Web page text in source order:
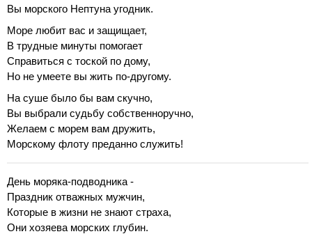
Вы морского Нептуна угодник.
Море любит вас и защищает,
В трудные минуты помогает
Справиться с тоской по дому,
Но не умеете вы жить по-другому.
На суше было бы вам скучно,
Вы выбрали судьбу собственноручно,
Желаем с морем вам дружить,
Морскому флоту преданно служить!
День моряка-подводника -
Праздник отважных мужчин,
Которые в жизни не знают страха,
Они хозяева морских глубин.